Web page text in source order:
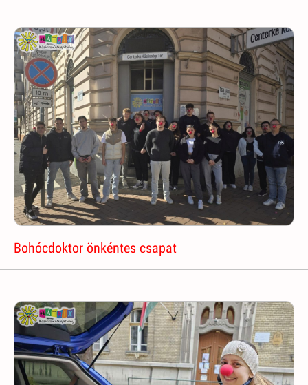
Bohócdoktor önkéntes csapat